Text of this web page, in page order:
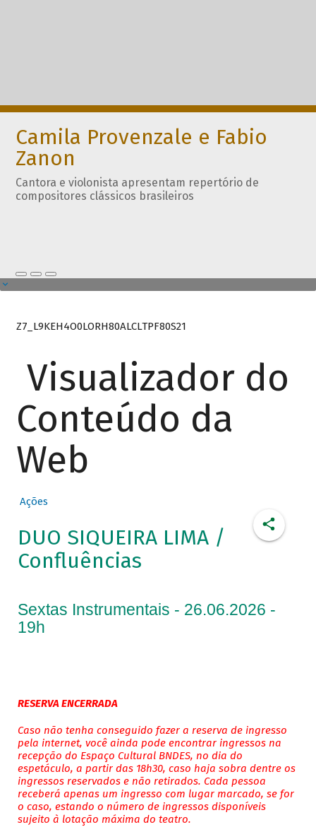
Camila Provenzale e Fabio
Zanon
Cantora e violonista apresentam repertório de
compositores clássicos brasileiros
Z7_L9KEH4O0LORH80ALCLTPF80S21
Visualizador do
Conteúdo da
Web
Ações
DUO SIQUEIRA LIMA /
Confluências
Sextas Instrumentais - 26.06.2026 -
19h
RESERVA ENCERRADA
Caso não tenha conseguido fazer a reserva de ingresso
pela internet, você ainda pode encontrar ingressos na
recepção do Espaço Cultural BNDES, no dia do
espetáculo, a partir das 18h30, caso haja sobra dentre os
ingressos reservados e não retirados. Cada pessoa
receberá apenas um ingresso com lugar marcado, se for
o caso, estando o número de ingressos disponíveis
sujeito à lotação máxima do teatro.